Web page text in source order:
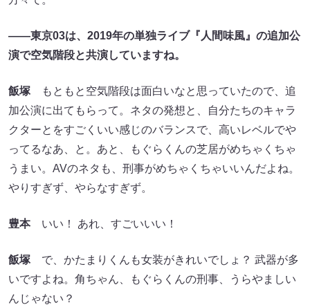
——東京03は、2019年の単独ライブ『人間味風』の追加公
演で空気階段と共演していますね。
飯塚 もともと空気階段は面白いなと思っていたので、追
加公演に出てもらって。ネタの発想と、自分たちのキャラ
クターとをすごくいい感じのバランスで、高いレベルでや
ってるなあ、と。あと、もぐらくんの芝居がめちゃくちゃ
うまい。AVのネタも、刑事がめちゃくちゃいいんだよね。
やりすぎず、やらなすぎず。
豊本いい！ あれ、すごいいい！
飯塚 で、かたまりくんも女装がきれいでしょ？ 武器が多
いですよね。角ちゃん、もぐらくんの刑事、うらやましい
んじゃない？